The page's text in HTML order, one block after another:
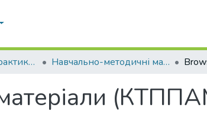
Кафедра теорії, практики та перекладу англійської мови (КТППАМ) Навчально-методичні матеріали (КТППАМ)